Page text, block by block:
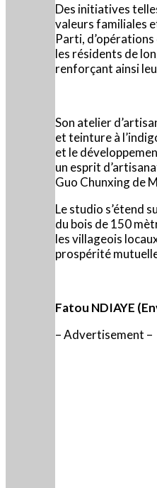
Des initiatives
valeurs familiales
Parti,
les résidents de
renforçant ainsi
Son atelier
et teinture à
et le
un esprit
Guo Chunxing de
Le studio s’étend
du bois de 150
les villageois
prospérité
Fatou NDIAYE
– Advertisement –